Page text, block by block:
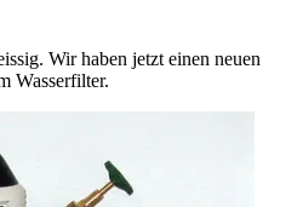
Wir haben jetzt einen neuen
Wasserfilter.